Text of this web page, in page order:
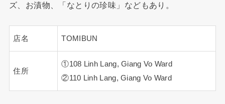
ズ
お漬物 「なとりの珍味」などもあり。
店名 TOMIBUN
住所
①108 Linh Lang, Giang Vo Ward
②110 Linh Lang, Giang Vo Ward